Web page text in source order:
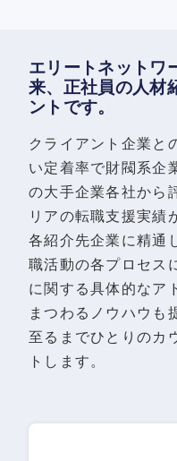
エリートネットワ
来、正社員の人材
ントです。
クライアント企業と
い定着率で財閥系企
の大手企業各社から
リアの転職支援実績
各紹介先企業に精通
職活動の各プロセス
に関する具体的なア
まつわるノウハウも
至るまでひとりのカ
トします。